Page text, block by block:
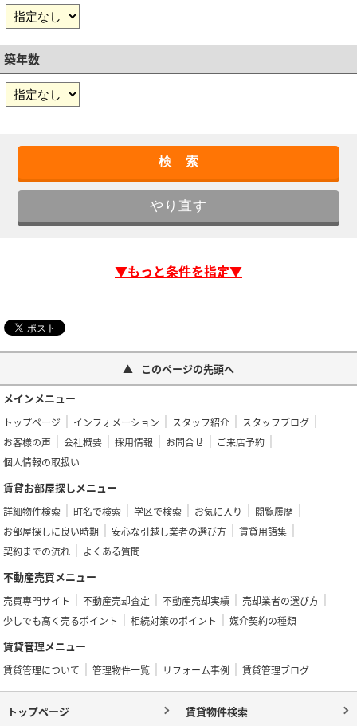
築年数
▼もっと条件を指定▼
このページの先頭へ
メインメニュー
トップページ インフォメーション スタッフ紹介
スタッフブログ
お客様の声
会社概要 採用情報 お問合せ
ご来店予約
個人情報の取扱い
賃貸お部屋探しメニュー
詳細物件検索 町名で検索 学区で検索 お気に入り
閲覧履歴
お部屋探しに良い時期
安心な引越し業者の選び方
賃貸用語集
契約までの流れ
よくある質問
不動産売買メニュー
売買専門サイト 不動産売却査定 不動産売却実績
売却業者の選び方
少しでも高く売るポイント
相続対策のポイント 媒介契約の種類
賃貸管理メニュー
賃貸管理について 管理物件一覧 リフォーム事例 賃貸管理ブログ
トップページ 賃貸物件検索